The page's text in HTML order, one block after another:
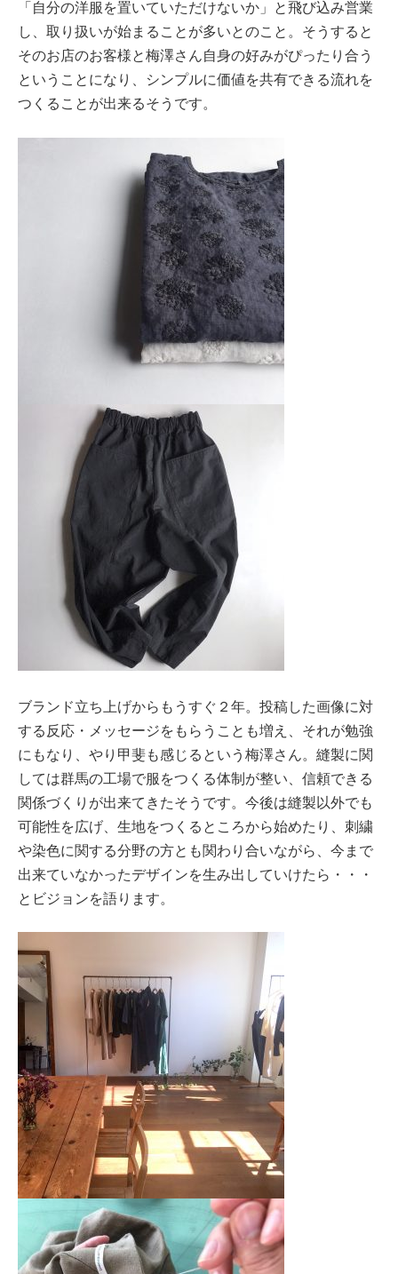
「自分の洋服を置いていただけないか」と飛び込み営業
し、取り扱いが始まることが多いとのこと。そうすると
そのお店のお客様と梅澤さん自身の好みがぴったり合う
ということになり、シンプルに価値を共有できる流れを
つくることが出来るそうです。
ブランド立ち上げからもうすぐ２年。投稿した画像に対
する反応・メッセージをもらうことも増え、それが勉強
にもなり、やり甲斐も感じるという梅澤さん。縫製に関
しては群馬の工場で服をつくる体制が整い、信頼できる
関係づくりが出来てきたそうです。今後は縫製以外でも
可能性を広げ、生地をつくるところから始めたり、刺繍
や染色に関する分野の方とも関わり合いながら、今まで
出来ていなかったデザインを生み出していけたら・・・
とビジョンを語ります。